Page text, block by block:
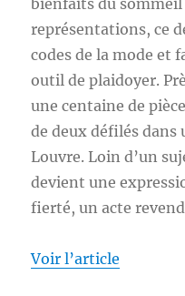
représentations, ce
codes de la mode et
outil de plaidoyer.
une centaine de
de deux défilés dans
Louvre. Loin d’un
devient une
fierté, un acte
Voir l’article